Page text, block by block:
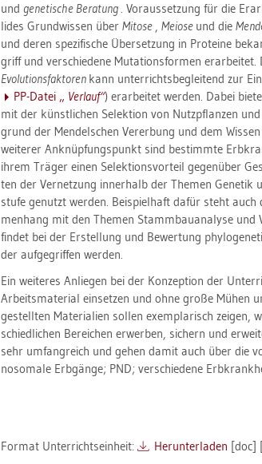
und ge­ne­ti­sche Be­ra­tung. Vor­aus­set­zung für die
li­des Grund­wis­sen über Mito­se , Mei­o­se und die
und deren spe­zi­fi­sche Über­set­zung in Pro­te­ine
griff und ver­schie­de­ne Mu­ta­ti­ons­for­men er­ar­bei­tet.
Evo­lu­ti­ons­fak­to­ren kann un­ter­richts­be­glei­tend zur
PP-Datei „ Ver­lauf“) er­ar­bei­tet wer­den. Dabei
mit der künst­li­chen Se­lek­ti­on von Nutz­pflan­zen
grund der Men­del­schen Ver­er­bung und dem
wei­te­rer An­knüp­fungs­punkt sind be­stimm­te
ihrem Trä­ger einen Se­lek­ti­ons­vor­teil ge­gen­über
ten der Ver­net­zung in­ner­halb der The­men
stu­fe ge­nutzt wer­den. Bei­spiel­haft dafür steht
men­hang mit den The­men Stamm­bau­ana­ly­se
fin­det bei der Er­stel­lung und Be­wer­tung
der auf­ge­grif­fen wer­den.
Ein wei­te­res An­lie­gen bei der Kon­zep­ti­on der
Ar­beits­ma­te­ri­al ein­set­zen und ohne große Mühen
ge­stell­ten Ma­te­ria­li­en sol­len ex­em­pla­risch zei­gen,
schied­li­chen Be­rei­chen er­wer­ben, si­chern und
sehr um­fang­reich und gehen damit auch über die
no­so­ma­le Erb­gän­ge; PND; ver­schie­de­ne
For­mat Un­ter­richts­ein­heit: Her­un­ter­la­den [doc]